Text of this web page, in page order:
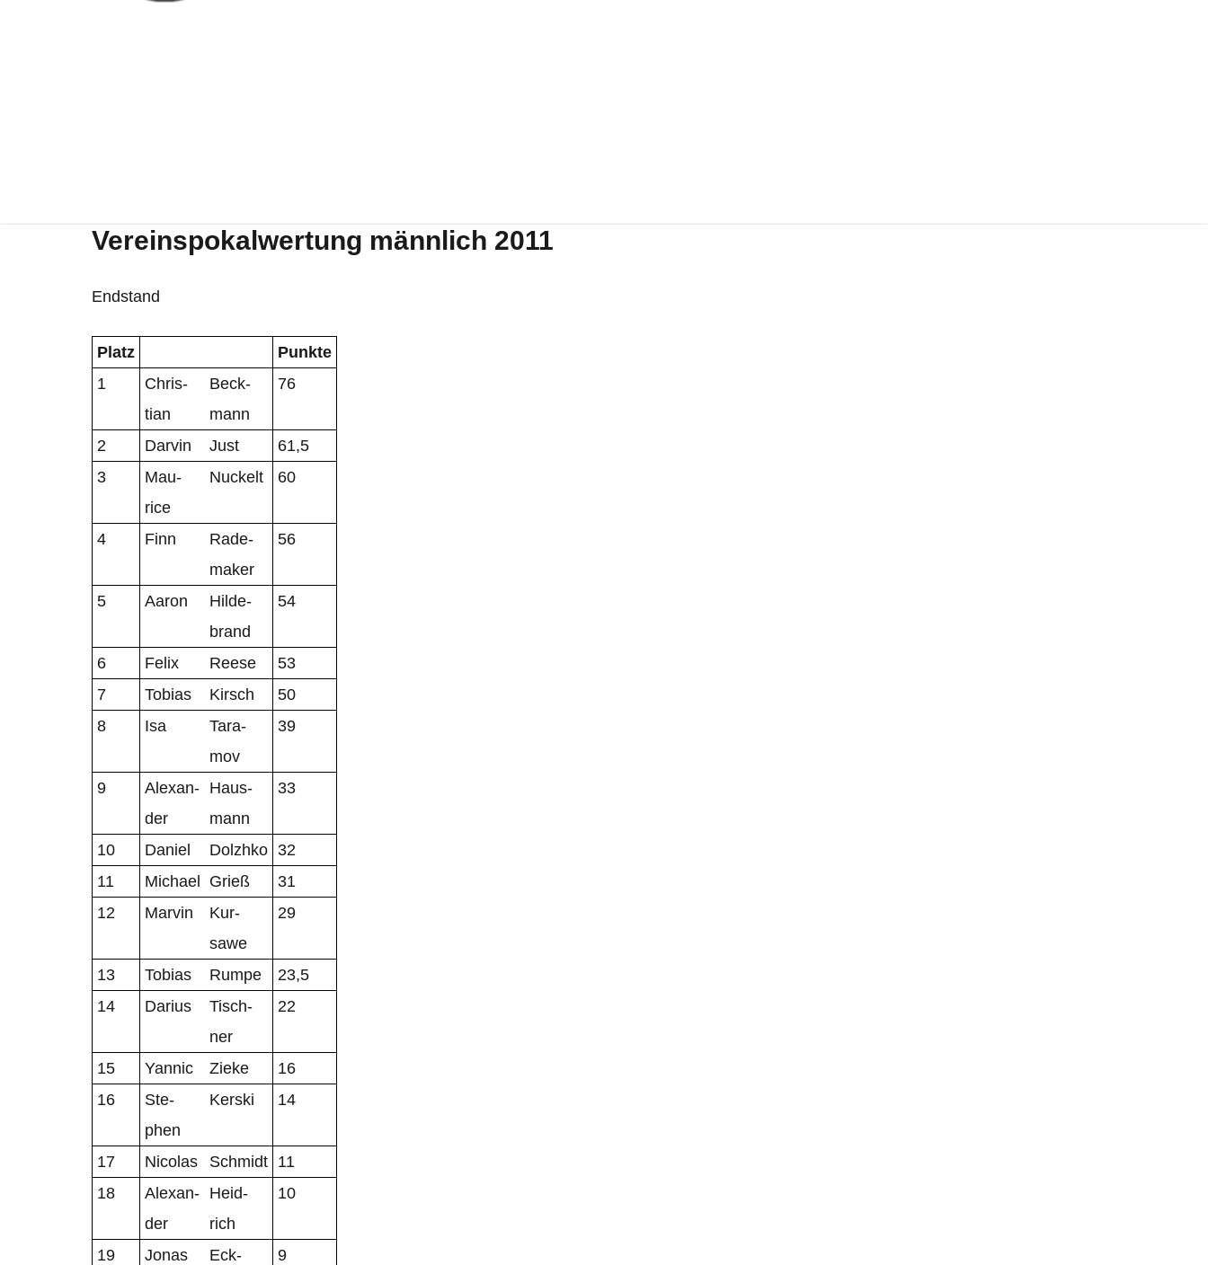
Ver­eins­po­kal­wer­tung männ­lich 2011
End­stand
Platz
Punkte
1
Chris­
tian
Beck­
mann
76
2 Dar­vin Just
61,5
3
Mau­
rice
Nuckelt 60
4 Finn
Rade­
ma­ker
56
5 Aaron
Hil­de­
brand
54
6 Felix Reese
53
7
Tobias Kirsch
50
8
Isa
Tara­
mov
39
9
Alex­an­
der
Haus­
mann
33
10 Daniel Dolzhko
32
11
Michael Grieß
31
12
Mar­vin
Kur­
sawe
29
13 Tobias Rumpe
23,5
14
Darius
Tisch­
ner
22
15 Yan­nic Zieke
16
16
Ste­
phen
Ker­ski 14
17 Nico­las Schmidt
11
18
Alex­an­
der
Heid­
rich
10
19 Jonas
Eck­
9